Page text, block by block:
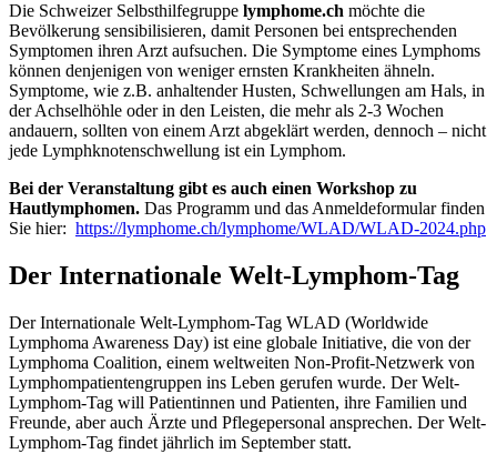
Die Schweizer Selbsthilfegruppe lymphome.ch möchte die
Bevölkerung sensibilisieren, damit Personen bei entsprechenden
Symptomen ihren Arzt aufsuchen. Die Symptome eines Lymphoms
können denjenigen von weniger ernsten Krankheiten ähneln.
Symptome, wie z.B. anhaltender Husten, Schwellungen am Hals, in
der Achselhöhle oder in den Leisten, die mehr als 2-3 Wochen
andauern, sollten von einem Arzt abgeklärt werden, dennoch – nicht
jede Lymphknotenschwellung ist ein Lymphom.
Bei der Veranstaltung gibt es auch einen Workshop zu
Hautlymphomen. Das Programm und das Anmeldeformular finden
Sie hier: https://lymphome.ch/lymphome/WLAD/WLAD-2024.php
Der Internationale Welt-Lymphom-Tag
Der Internationale Welt-Lymphom-Tag WLAD (Worldwide
Lymphoma Awareness Day) ist eine globale Initiative, die von der
Lymphoma Coalition, einem weltweiten Non-Profit-Netzwerk von
Lymphompatientengruppen ins Leben gerufen wurde. Der Welt-
Lymphom-Tag will Patientinnen und Patienten, ihre Familien und
Freunde, aber auch Ärzte und Pflegepersonal ansprechen. Der Welt-
Lymphom-Tag findet jährlich im September statt.